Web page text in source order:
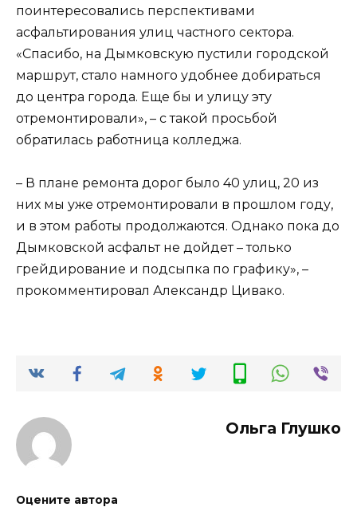
поинтересовались перспективами
асфальтирования улиц частного сектора.
«Спасибо, на Дымковскую пустили городской
маршрут, стало намного удобнее добираться
до центра города. Еще бы и улицу эту
отремонтировали», – с такой просьбой
обратилась работница колледжа.
– В плане ремонта дорог было 40 улиц, 20 из
них мы уже отремонтировали в прошлом году,
и в этом работы продолжаются. Однако пока до
Дымковской асфальт не дойдет – только
грейдирование и подсыпка по графику», –
прокомментировал Александр Цивако.
Ольга Глушко
Оцените автора